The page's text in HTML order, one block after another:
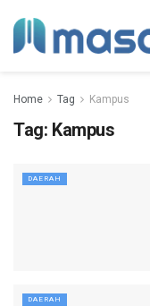
Home Tag Kampus
Tag: Kampus
DAERAH
DAERAH